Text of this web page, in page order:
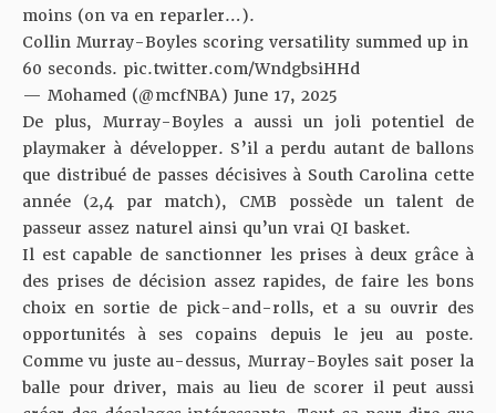
moins (on va en reparler…).
Collin Murray-Boyles scoring versatility summed up in
60 seconds. pic.twitter.com/WndgbsiHHd
— Mohamed (@mcfNBA) June 17, 2025
De plus, Murray-Boyles a aussi un joli potentiel de
playmaker à développer. S’il a perdu autant de ballons
que distribué de passes décisives à South Carolina cette
année (2,4 par match), CMB possède un talent de
passeur assez naturel ainsi qu’un vrai QI basket.
Il est capable de sanctionner les prises à deux grâce à
des prises de décision assez rapides, de faire les bons
choix en sortie de pick-and-rolls, et a su ouvrir des
opportunités à ses copains depuis le jeu au poste.
Comme vu juste au-dessus, Murray-Boyles sait poser la
balle pour driver, mais au lieu de scorer il peut aussi